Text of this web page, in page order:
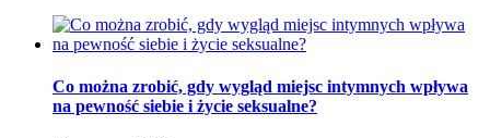
Co można zrobić, gdy wygląd miejsc intymnych wpływa
na pewność siebie i życie seksualne?